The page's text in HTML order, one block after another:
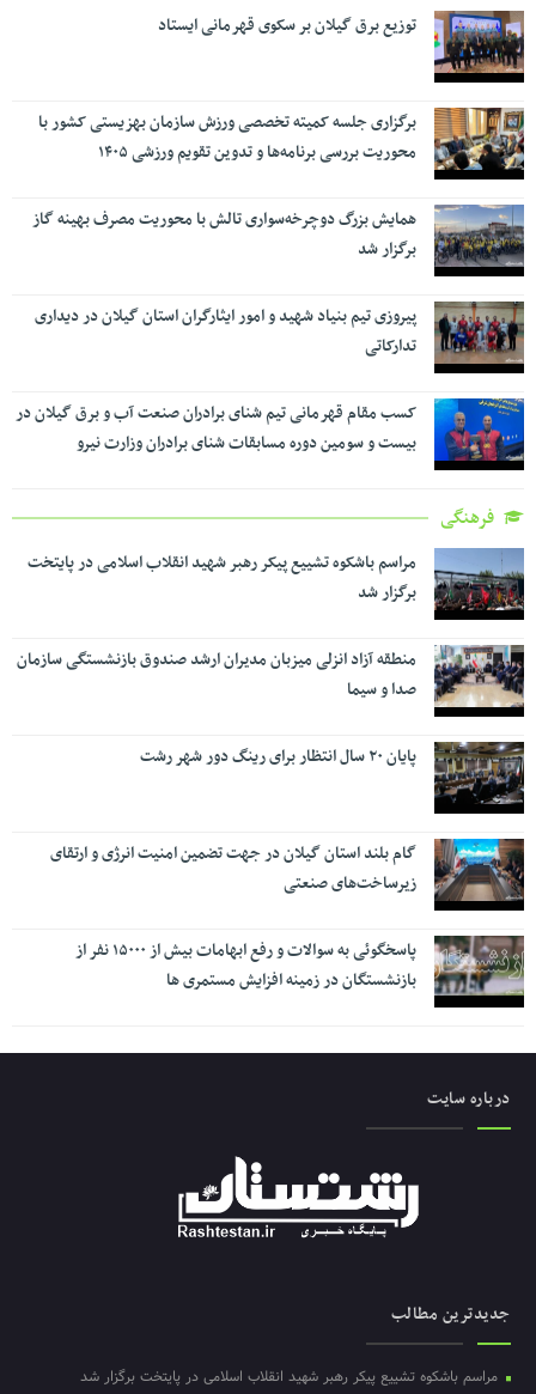
توزیع برق گیلان بر سکوی قهرمانی ایستاد
برگزاری جلسه کمیته تخصصی ورزش سازمان بهزیستی کشور با
محوریت بررسی برنامه‌ها و تدوین تقویم ورزشی ۱۴۰۵
همایش بزرگ دوچرخه‌سواری تالش با محوریت مصرف بهینه گاز
برگزار شد
پیروزی تیم بنیاد شهید و امور ایثارگران استان گیلان در دیداری
تدارکاتی
کسب مقام قهرمانی تیم شنای برادران صنعت آب و برق گیلان در
بیست و سومین دوره مسابقات شنای برادران وزارت نیرو
فرهنگی
مراسم باشکوه تشییع پیکر رهبر شهید انقلاب اسلامی در پایتخت
برگزار شد
منطقه آزاد انزلی میزبان مدیران ارشد صندوق بازنشستگی سازمان
صدا و سیما
پایان ۲۰ سال انتظار برای رینگ دور شهر رشت
گام بلند استان گیلان در جهت تضمین امنیت انرژی و ارتقای
زیرساخت‌های صنعتی
پاسخگوئی به سوالات و رفع ابهامات بیش از ۱۵۰۰۰ نفر از
بازنشستگان در زمینه افزایش مستمری ها
درباره سایت
جدیدترین مطالب
مراسم باشکوه تشییع پیکر رهبر شهید انقلاب اسلامی در پایتخت برگزار شد